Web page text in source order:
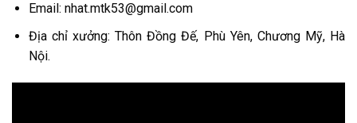
Email: nhat.mtk53@gmail.com
Địa chỉ xưởng: Thôn Đồng Đế, Phù Yên, Chương Mỹ, Hà
Nội.